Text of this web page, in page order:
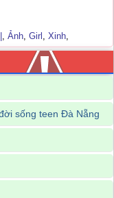
, Ảnh, Girl , Xinh,
sống teen Đà Nẵng